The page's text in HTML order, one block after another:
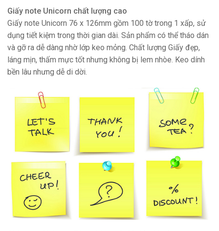
Giấy note Unicorn chất lượng cao
Giấy note Unicorn 76 x 126mm gồm 100 tờ trong 1 xấp, sử
dụng tiết kiệm trong thời gian dài. Sản phẩm có thể tháo dán
và gỡ ra dễ dàng nhờ lớp keo mỏng. Chất lượng Giấy đẹp,
láng mịn, thấm mực tốt nhưng không bị lem nhòe. Keo dính
bền lâu nhưng dễ di dời.